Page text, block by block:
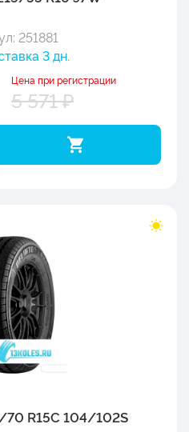
251881
3 дн.
Цена при регистрации
5 571 ₽
70 R15C 104/102S